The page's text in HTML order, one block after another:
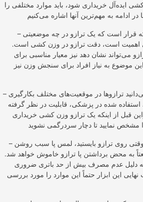
ایده‌آل خریداری شود، باید موارد مختلفی را
– دقت ترازو. فرقی نمی‌کند که قرار است که یک ترازو در چه موضعیتی
اهمیت است، دقت ترازو در وزن کشی است.
می‌تواند نشان دهد نیز معیار مناسبی برای
این موضوع به نیاز افراد برای سنجش وزن نیز
– کاربرد ترازو. همانطور که می‌دانید ترازوها در موقعیت‌های مختلف بکارگیری
شده در پزشکی، قابلیت در نظر گرفته
قبل از اینکه یک ترازو وزن کشی خریداری
– سیستم خاموشی اتوماتیک. وقتی روی ترازو بایستید، لمس پا سبب روشن
به محض برداشتن پا ترازو خاموش خواهد شد.
دلیل عدم مصرف بیش از حد باتری ضروری
نهایی این ابزار حتماً این موارد را مورد بررسی